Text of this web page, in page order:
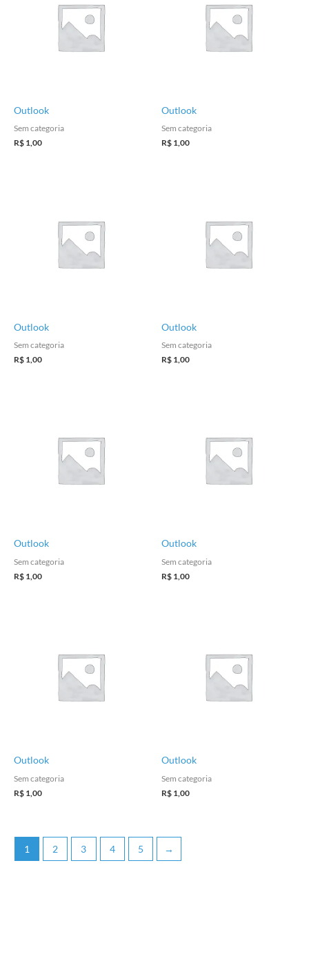
Outlook
Sem categoria
R$ 1,00
Outlook
Sem categoria
R$ 1,00
Outlook
Sem categoria
R$ 1,00
Outlook
Sem categoria
R$ 1,00
Outlook
Sem categoria
R$ 1,00
Outlook
Sem categoria
R$ 1,00
Outlook
Sem categoria
R$ 1,00
Outlook
Sem categoria
R$ 1,00
1 2 3 4 5 →